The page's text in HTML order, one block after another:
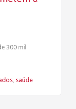
300 mil
, saúde